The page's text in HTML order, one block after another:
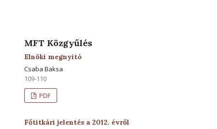
MFT Közgyűlés
Elnöki megnyitó
Csaba Baksa
109-110
PDF
Főtitkári jelentés a 2012. évről